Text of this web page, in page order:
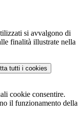
si avvalgono di
finalità illustrate nella
tutti i cookies
cookie consentire.
il funzionamento della